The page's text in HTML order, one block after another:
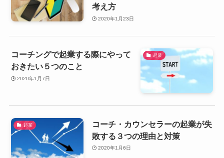
考え方
2020年1月23日
起業
コーチングで起業する際にやって
おきたい５つのこと
2020年1月7日
起業
コーチ・カウンセラーの起業が失
敗する３つの理由と対策
2020年1月6日